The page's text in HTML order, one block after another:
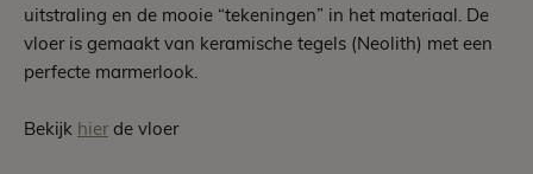
uitstraling en de mooie “tekeningen” in het materiaal. De
vloer is gemaakt van keramische tegels (Neolith) met een
perfecte marmerlook.
Bekijk hierde vloer